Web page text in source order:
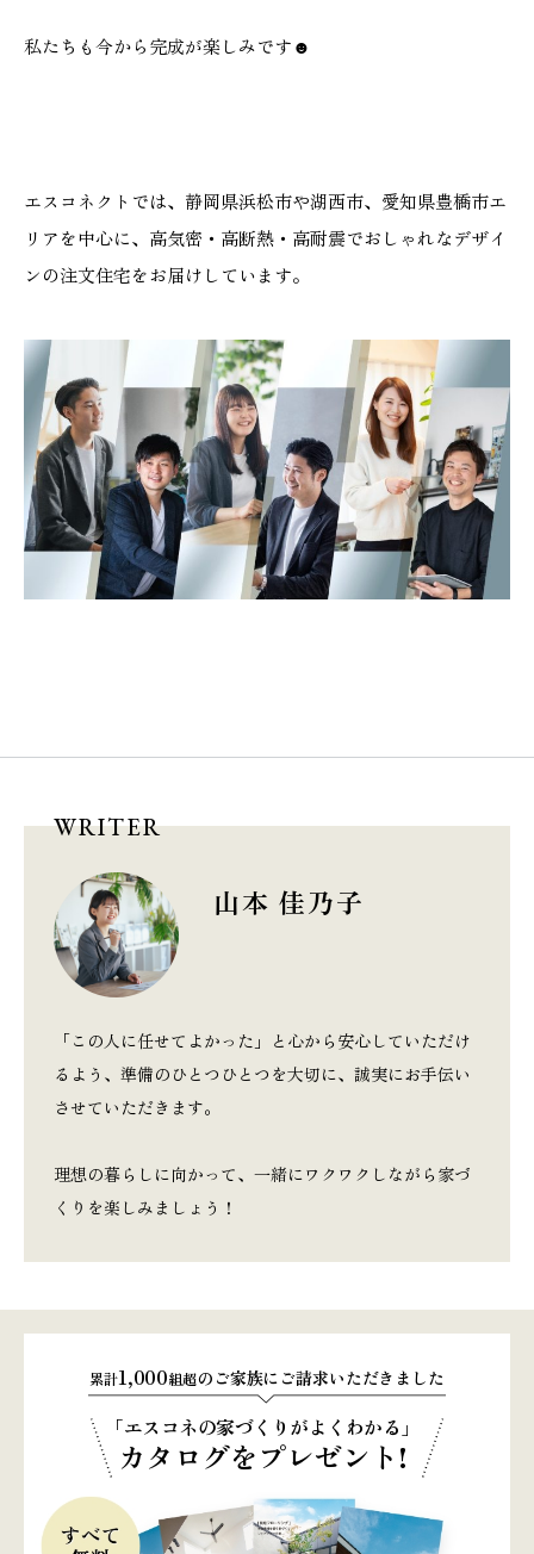
私たちも今から完成が楽しみです☻
エスコネクトでは、静岡県浜松市や湖西市、愛知県豊橋市エ
リアを中心に、高気密・高断熱・高耐震でおしゃれなデザイ
ンの注文住宅をお届けしています。
WRITER
山本 佳乃子
「この人に任せてよかった」と心から安心していただけ
るよう、準備のひとつひとつを大切に、誠実にお手伝い
させていただきます。
理想の暮らしに向かって、一緒にワクワクしながら家づ
くりを楽しみましょう！
累計1,000組超のご家族にご請求いただきました
「エスコネの家づくりがよくわかる」
カタログをプレゼント!